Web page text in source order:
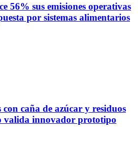
56% sus emisiones operativas
por sistemas alimentarios
con caña de azúcar y residuos
valida innovador prototipo